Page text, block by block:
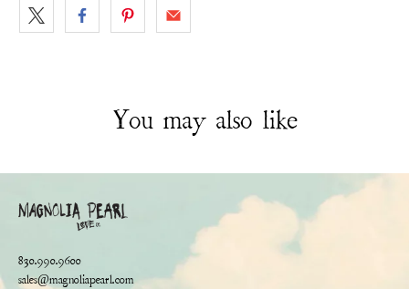
You may also like
830.990.9600
sales@magnoliapearl.com